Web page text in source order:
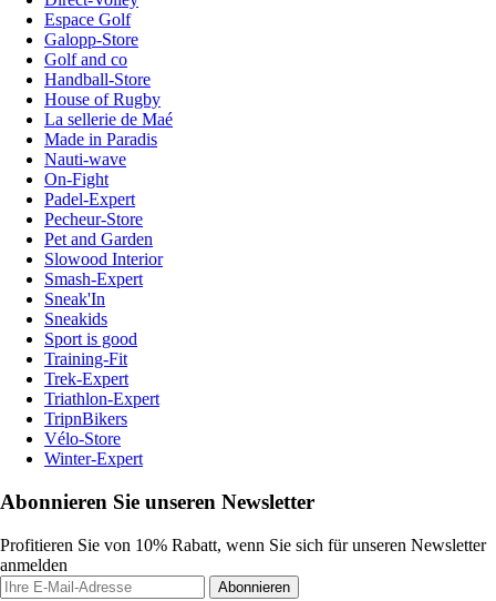
Espace Golf
Galopp-Store
Golf and co
Handball-Store
House of Rugby
La sellerie de Maé
Made in Paradis
Nauti-wave
On-Fight
Padel-Expert
Pecheur-Store
Pet and Garden
Slowood Interior
Smash-Expert
Sneak'In
Sneakids
Sport is good
Training-Fit
Trek-Expert
Triathlon-Expert
TripnBikers
Vélo-Store
Winter-Expert
Abonnieren Sie unseren Newsletter
Profitieren Sie von 10% Rabatt, wenn Sie sich für unseren Newsletter
anmelden
Abonnieren